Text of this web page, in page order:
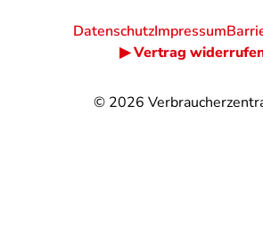
© 2026
DatenschutzImpressum
▶ Vertrag